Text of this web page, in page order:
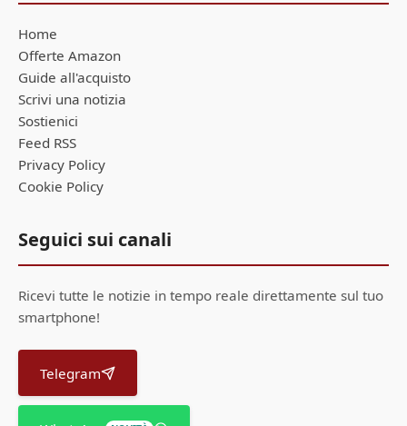
Home
Offerte Amazon
Guide all'acquisto
Scrivi una notizia
Sostienici
Feed RSS
Privacy Policy
Cookie Policy
Seguici sui canali
Ricevi tutte le notizie in tempo reale direttamente sul tuo
smartphone!
Telegram